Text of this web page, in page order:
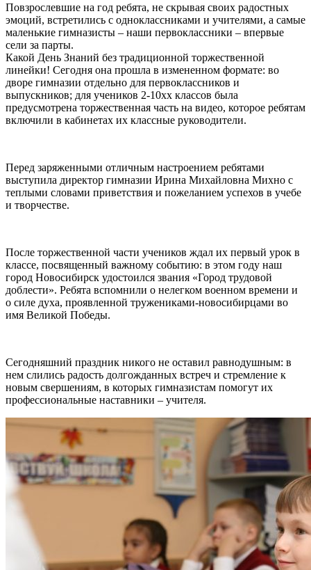
Повзрослевшие на год ребята, не скрывая своих радостных
эмоций, встретились с одноклассниками и учителями, а самые
маленькие гимназисты – наши первоклассники – впервые
сели за парты.
Какой День Знаний без традиционной торжественной
линейки! Сегодня она прошла в измененном формате: во
дворе гимназии отдельно для первоклассников и
выпускников; для учеников 2-10хх классов была
предусмотрена торжественная часть на видео, которое ребятам
включили в кабинетах их классные руководители.
Перед заряженными отличным настроением ребятами
выступила директор гимназии Ирина Михайловна Михно с
теплыми словами приветствия и пожеланием успехов в учебе
и творчестве.
После торжественной части учеников ждал их первый урок в
классе, посвященный важному событию: в этом году наш
город Новосибирск удостоился звания «Город трудовой
доблести». Ребята вспомнили о нелегком военном времени и
о силе духа, проявленной тружениками-новосибирцами во
имя Великой Победы.
Сегодняшний праздник никого не оставил равнодушным: в
нем слились радость долгожданных встреч и стремление к
новым свершениям, в которых гимназистам помогут их
профессиональные наставники – учителя.